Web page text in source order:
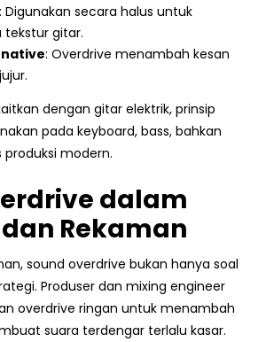
: Digunakan secara halus untuk
gitar.
: Overdrive menambah kesan
dengan gitar elektrik, prinsip
pada keyboard, bass, bahkan
modern.
dalam
Rekaman
sound overdrive bukan hanya soal
Produser dan mixing engineer
overdrive ringan untuk menambah
suara terdengar terlalu kasar.